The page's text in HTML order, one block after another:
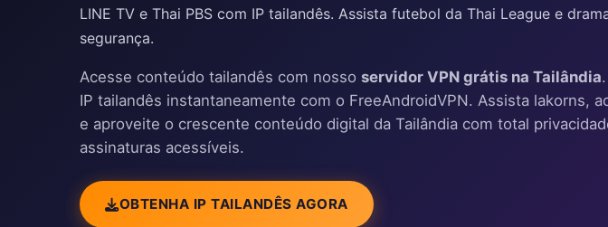
LINE TV e Thai PBS com IP tailandês. Assista futebol da Thai League e
segurança.
Acesse conteúdo tailandês com nosso servidor VPN grátis na Tailândia
IP tailandês instantaneamente com o FreeAndroidVPN. Assista lakorns,
e aproveite o crescente conteúdo digital da Tailândia com total
assinaturas acessíveis.
OBTENHA IP TAILANDÊS AGORA